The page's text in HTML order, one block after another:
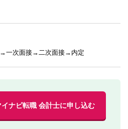
→一次面接→二次面接→内定
ナビ転職 会計士に申し込む